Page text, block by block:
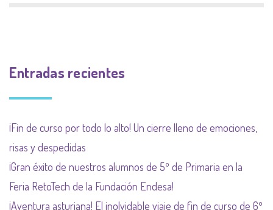
Entradas recientes
¡Fin de curso por todo lo alto! Un cierre lleno de emociones,
risas y despedidas
¡Gran éxito de nuestros alumnos de 5º de Primaria en la
Feria RetoTech de la Fundación Endesa!
¡Aventura asturiana! El inolvidable viaje de fin de curso de 6º